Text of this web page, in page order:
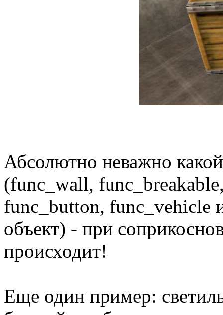
Абсолютно неважно
(func_wall,
func_button, func_vehicle
объект) - при
происходит!
Еще один пример: